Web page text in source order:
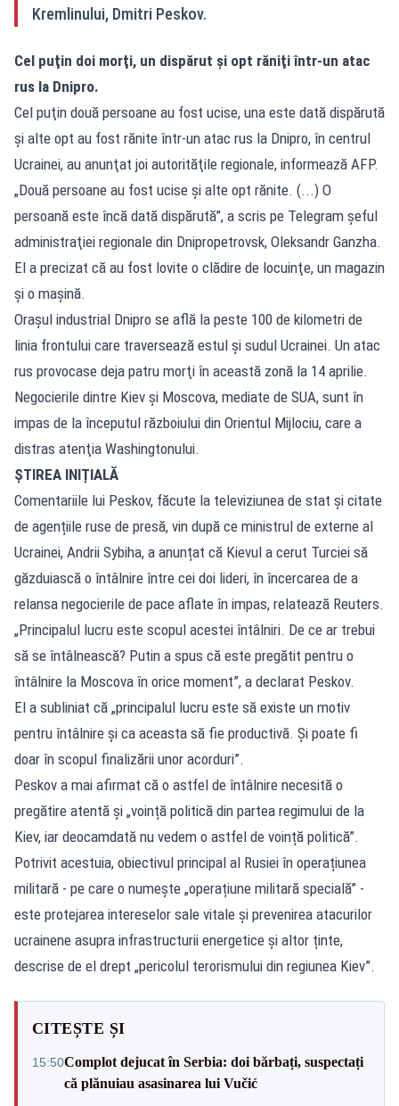
Kremlinului, Dmitri Peskov.
Cel puţin doi morţi, un dispărut şi opt răniţi într-un atac
rus la Dnipro.
Cel puţin două persoane au fost ucise, una este dată dispărută
şi alte opt au fost rănite într-un atac rus la Dnipro, în centrul
Ucrainei, au anunţat joi autorităţile regionale, informează AFP.
„Două persoane au fost ucise şi alte opt rănite. (...) O
persoană este încă dată dispărută”, a scris pe Telegram şeful
administraţiei regionale din Dnipropetrovsk, Oleksandr Ganzha.
El a precizat că au fost lovite o clădire de locuinţe, un magazin
şi o maşină.
Oraşul industrial Dnipro se află la peste 100 de kilometri de
linia frontului care traversează estul şi sudul Ucrainei. Un atac
rus provocase deja patru morţi în această zonă la 14 aprilie.
Negocierile dintre Kiev şi Moscova, mediate de SUA, sunt în
impas de la începutul războiului din Orientul Mijlociu, care a
distras atenţia Washingtonului.
ȘTIREA INIȚIALĂ
Comentariile lui Peskov, făcute la televiziunea de stat și citate
de agențiile ruse de presă, vin după ce ministrul de externe al
Ucrainei, Andrii Sybiha, a anunțat că Kievul a cerut Turciei să
găzduiască o întâlnire între cei doi lideri, în încercarea de a
relansa negocierile de pace aflate în impas, relatează Reuters.
„Principalul lucru este scopul acestei întâlniri. De ce ar trebui
să se întâlnească? Putin a spus că este pregătit pentru o
întâlnire la Moscova în orice moment”, a declarat Peskov.
El a subliniat că „principalul lucru este să existe un motiv
pentru întâlnire și ca aceasta să fie productivă. Și poate fi
doar în scopul finalizării unor acorduri”.
Peskov a mai afirmat că o astfel de întâlnire necesită o
pregătire atentă și „voință politică din partea regimului de la
Kiev, iar deocamdată nu vedem o astfel de voință politică”.
Potrivit acestuia, obiectivul principal al Rusiei în operațiunea
militară - pe care o numește „operațiune militară specială” -
este protejarea intereselor sale vitale și prevenirea atacurilor
ucrainene asupra infrastructurii energetice și altor ținte,
descrise de el drept „pericolul terorismului din regiunea Kiev”.
CITEȘTE ȘI
15:50Complot dejucat în Serbia: doi bărbați, suspectați
că plănuiau asasinarea lui Vučić